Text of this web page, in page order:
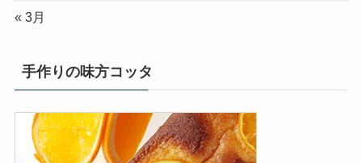
« 3月
手作りの味方コッタ